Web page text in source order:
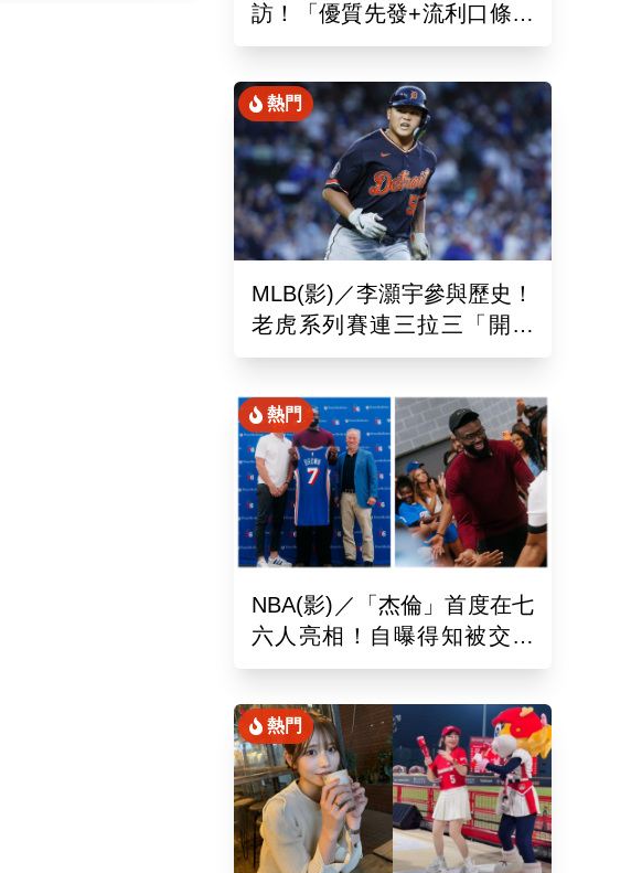
訪！「優質先發+流利口條」
被讚爆 網：有Ray的感覺
熱門
MLB(影)／李灝宇參與歷史！
老虎系列賽連三拉三「開對
手魯閣」追平130年偉業
熱門
NBA(影)／「杰倫」首度在七
六人亮相！自曝得知被交易
後震驚到砸手機
熱門